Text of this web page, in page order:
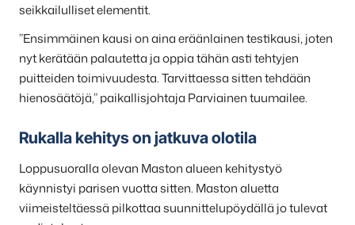
seikkailulliset elementit.
”Ensimmäinen kausi on aina eräänlainen testikausi, joten
nyt kerätään palautetta ja oppia tähän asti tehtyjen
puitteiden toimivuudesta. Tarvittaessa sitten tehdään
hienosäätöjä,” paikallisjohtaja Parviainen tuumailee.
Rukalla kehitys on jatkuva olotila
Loppusuoralla olevan Maston alueen kehitystyö
käynnistyi parisen vuotta sitten. Maston aluetta
viimeisteltäessä pilkottaa suunnittelupöydällä jo tulevat